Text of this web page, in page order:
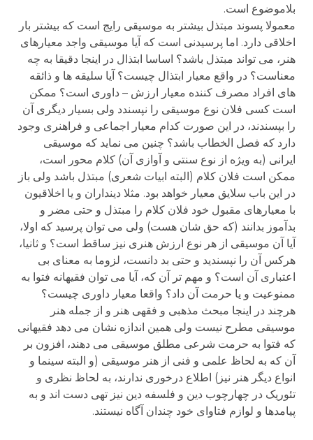
بلاموضوع است.
معمولا پسوند مبتذل بیشتر به موسیقی رایج است که بیشتر بار
اخلاقی دارد. اما پرسیدنی است که آیا موسیقی واجد معیارهای
هنر، می تواند مبتذل باشد؟ اساسا ابتذال در اینجا دقیقا به چه
معناست؟ در واقع معیار ابتذال چیست؟ آیا سلیقه ها و ذائقه
های افراد مصرف کننده معیار ارزش – داوری است؟ ممکن
است کسی فلان نوع موسیقی را نپسندد ولی بسیار دیگری آن
را بپسندند، در این صورت کدام معیار اجماعی و فراهنری وجود
دارد که فصل الخطاب باشد؟ چنین می نماید که موسیقی
ایرانی (به ویژه از نوع سنتی و آوازی آن) کلام محور است،
ممکن است فلان کلام (البته ابیات شعری) مبتذل باشد ولی باز
در این باب سلایق معیار خواهد بود. مثلا دینداران و یا اخلاقیون
با معیارهای مقبول خود فلان کلام را مبتذل و حتی مضر و
بدآموز بدانند (که حق شان هست) ولی می توان پرسید که اولا،
آیا آن موسیقی از هر نوع ارزش هنری نیز ساقط است؟ و ثانیا،
هرکس آن را نپسندید و حتی بد دانست، لزوما به معنای بی
اعتباری آن است؟ و مهم تر آن که، آیا می توان فقیهانه فتوا به
ممنوعیت و یا حرمت آن داد؟ واقعا معیار داوری چیست؟
هرچند در اینجا مبحث مذهبی و فقهی هنر و از جمله هنر
موسیقی مطرح نیست ولی همین اندازه نشان می دهد فقیهانی
که فتوا به حرمت شرعی مطلق موسیقی می دهند، افزون بر
آن که به لحاظ علمی و فنی از هنر موسیقی (و البته سینما و
انواع دیگر هنر نیز) اطلاع درخوری ندارند، به لحاظ نظری و
تئوریک در چهارچوب دین و فلسفه دین نیز تهی دست اند و به
پیامدها و لوازم فتاوای خود چندان آگاه نیستند.